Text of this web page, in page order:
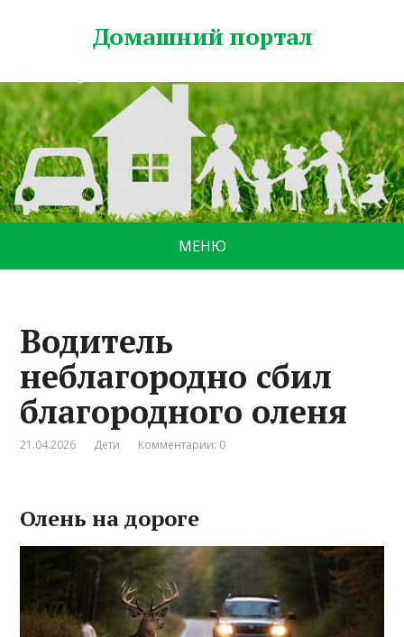
Домашний портал
МЕНЮ
Водитель
неблагородно сбил
благородного оленя
21.04.2026 Дети Комментарии: 0
Олень на дороге